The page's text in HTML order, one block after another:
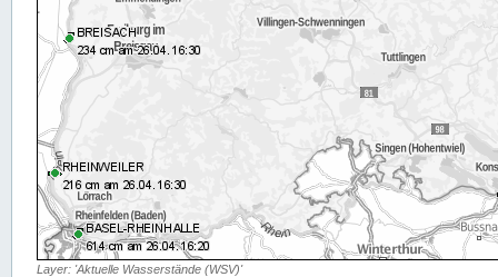
Layer: 'Aktuelle Wasserstände (WSV)'